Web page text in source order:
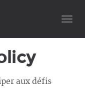
aux défis